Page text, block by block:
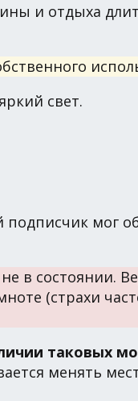
и отдыха
свет.
подписчик мог
в состоянии.
(страхи
таковых
менять